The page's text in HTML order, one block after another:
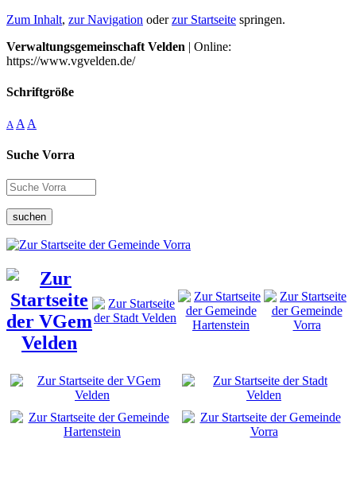
Zum Inhalt, zur Navigation oderzur Startseite springen.
Verwaltungsgemeinschaft Velden | Online:
https://www.vgvelden.de/
Schriftgröße
A A A
Suche Vorra
suchen